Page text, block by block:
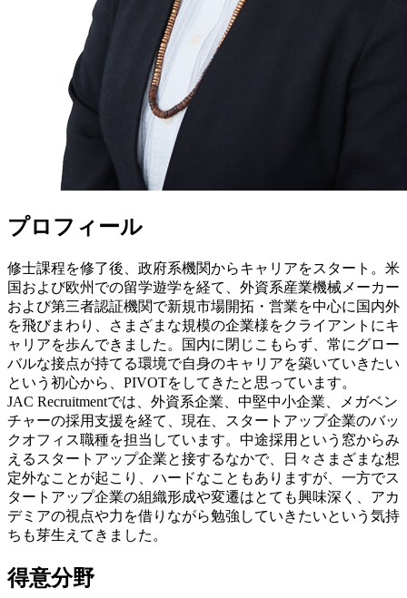
プロフィール
修士課程を修了後、政府系機関からキャリアをスタート。米
国および欧州での留学遊学を経て、外資系産業機械メーカー
および第三者認証機関で新規市場開拓・営業を中心に国内外
を飛びまわり、さまざまな規模の企業様をクライアントにキ
ャリアを歩んできました。国内に閉じこもらず、常にグロー
バルな接点が持てる環境で自身のキャリアを築いていきたい
という初心から、PIVOTをしてきたと思っています。
JAC Recruitmentでは、外資系企業、中堅中小企業、メガベン
チャーの採用支援を経て、現在、スタートアップ企業のバッ
クオフィス職種を担当しています。中途採用という窓からみ
えるスタートアップ企業と接するなかで、日々さまざまな想
定外なことが起こり、ハードなこともありますが、一方でス
タートアップ企業の組織形成や変遷はとても興味深く、アカ
デミアの視点や力を借りながら勉強していきたいという気持
ちも芽生えてきました。
得意分野